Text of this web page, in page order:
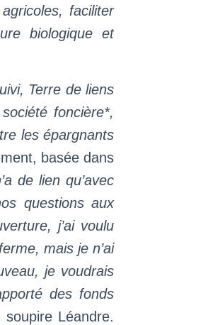
faciliter
biologique et
Terre de liens
foncière*,
les épargnants
basée dans
de lien qu’avec
questions aux
j’ai voulu
mais je n’ai
je voudrais
des fonds
soupire Léandre.